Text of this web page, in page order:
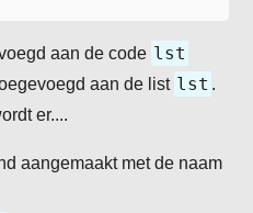
aan de code lst
aan de list lst .
er....
aangemaakt met de naam